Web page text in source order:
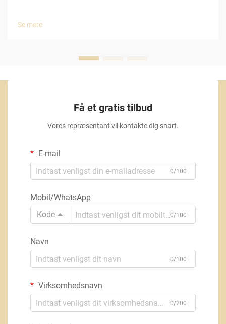
Se mere
Få et gratis tilbud
Vores repræsentant vil kontakte dig snart.
E-mail
0/100
Mobil/WhatsApp
Kode
0/100
Navn
0/100
Virksomhedsnavn
0/200